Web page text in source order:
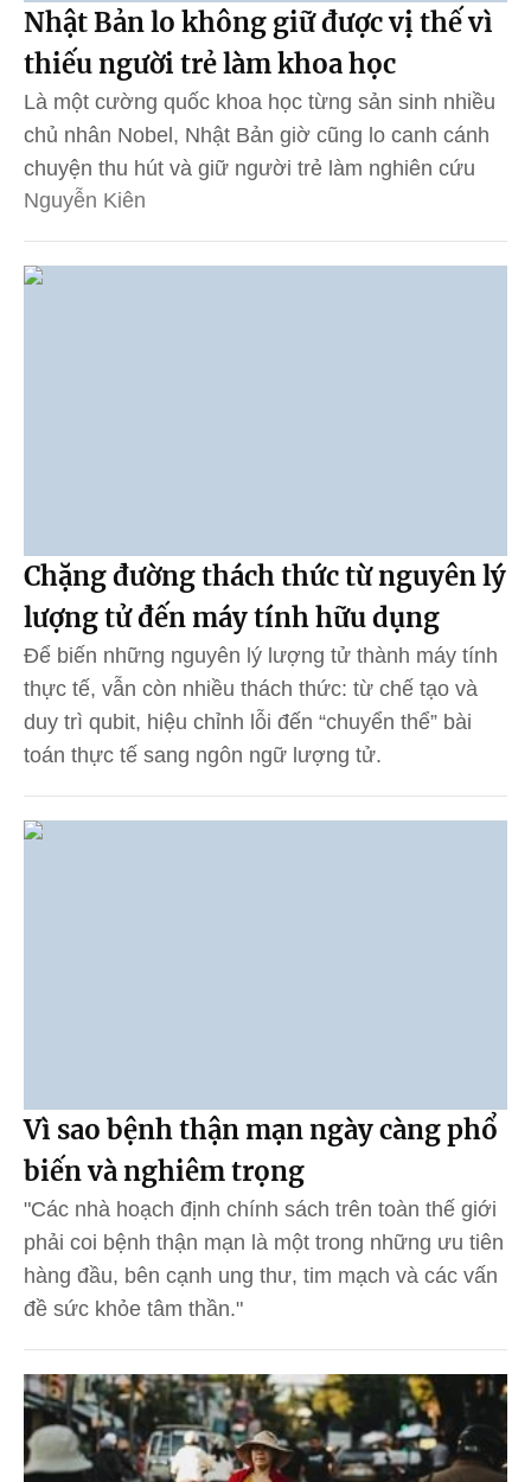
Nhật Bản lo không giữ được vị thế vì
thiếu người trẻ làm khoa học
Là một cường quốc khoa học từng sản sinh nhiều
chủ nhân Nobel, Nhật Bản giờ cũng lo canh cánh
chuyện thu hút và giữ người trẻ làm nghiên cứu
Nguyễn Kiên
Chặng đường thách thức từ nguyên lý
lượng tử đến máy tính hữu dụng
Để biến những nguyên lý lượng tử thành máy tính
thực tế, vẫn còn nhiều thách thức: từ chế tạo và
duy trì qubit, hiệu chỉnh lỗi đến “chuyển thể” bài
toán thực tế sang ngôn ngữ lượng tử.
Vì sao bệnh thận mạn ngày càng phổ
biến và nghiêm trọng
"Các nhà hoạch định chính sách trên toàn thế giới
phải coi bệnh thận mạn là một trong những ưu tiên
hàng đầu, bên cạnh ung thư, tim mạch và các vấn
đề sức khỏe tâm thần."